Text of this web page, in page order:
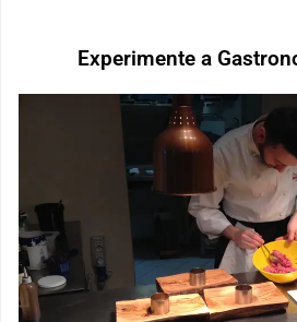
Experimente a